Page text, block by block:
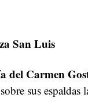
San Luis
del Carmen
sus espaldas